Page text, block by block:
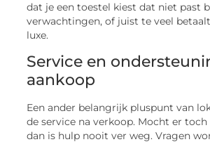
dat je een toestel kiest dat niet past
verwachtingen, of juist te veel
luxe.
Service en
aankoop
Een ander belangrijk pluspunt van
de service na verkoop. Mocht er toch
dan is hulp nooit ver weg. Vragen